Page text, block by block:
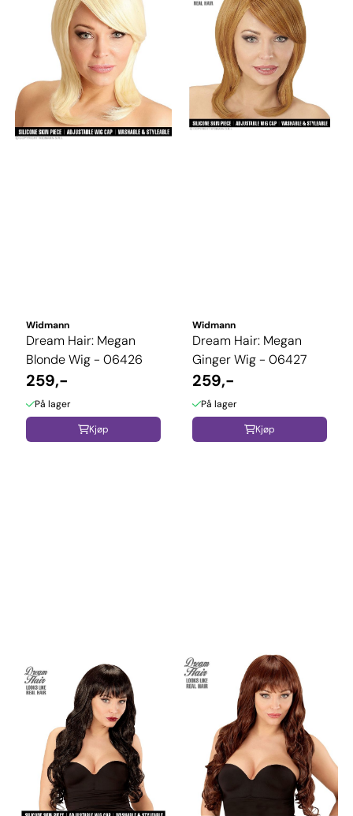
Widmann
Dream Hair: Megan
Blonde Wig - 06426
259,-
På lager
Kjøp
Widmann
Dream Hair: Megan
Ginger Wig - 06427
259,-
På lager
Kjøp